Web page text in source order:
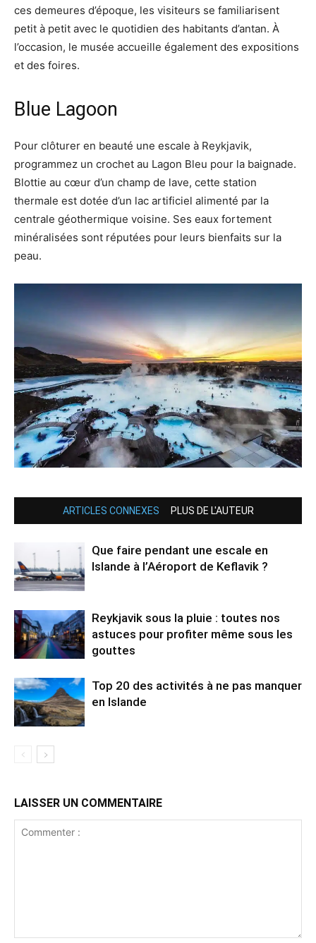
ces demeures d’époque, les visiteurs se familiarisent
petit à petit avec le quotidien des habitants d’antan. À
l’occasion, le musée accueille également des expositions
et des foires.
Blue Lagoon
Pour clôturer en beauté une escale à Reykjavik,
programmez un crochet au Lagon Bleu pour la baignade.
Blottie au cœur d’un champ de lave, cette station
thermale est dotée d’un lac artificiel alimenté par la
centrale géothermique voisine. Ses eaux fortement
minéralisées sont réputées pour leurs bienfaits sur la
peau.
ARTICLES CONNEXES PLUS DE L'AUTEUR
Que faire pendant une escale en
Islande à l’Aéroport de Keflavik ?
Reykjavik sous la pluie : toutes nos
astuces pour profiter même sous les
gouttes
Top 20 des activités à ne pas manquer
en Islande
LAISSER UN COMMENTAIRE